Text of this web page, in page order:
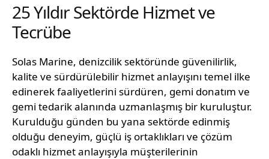
25 Yıldır Sektörde Hizmet ve
Tecrübe
Solas Marine, denizcilik sektöründe güvenilirlik,
kalite ve sürdürülebilir hizmet anlayışını temel ilke
edinerek faaliyetlerini sürdüren, gemi donatım ve
gemi tedarik alanında uzmanlaşmış bir kuruluştur.
Kurulduğu günden bu yana sektörde edinmiş
olduğu deneyim, güçlü iş ortaklıkları ve çözüm
odaklı hizmet anlayışıyla müşterilerinin